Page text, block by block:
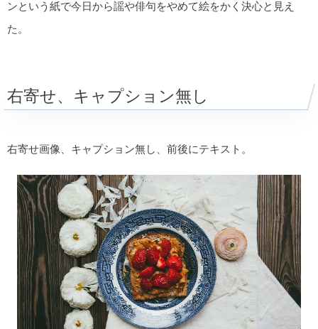
ンという紙で今日から謡や俳句をやめて絵をかく決心と見え
た。
右寄せ、キャプション無し
右寄せ画像、キャプション無し、前後にテキスト。